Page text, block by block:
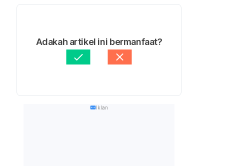
Adakah artikel ini bermanfaat?
Iklan